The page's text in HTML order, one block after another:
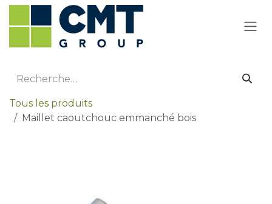
Se rendre au contenu
Tous les produits
Maillet caoutchouc emmanché bois